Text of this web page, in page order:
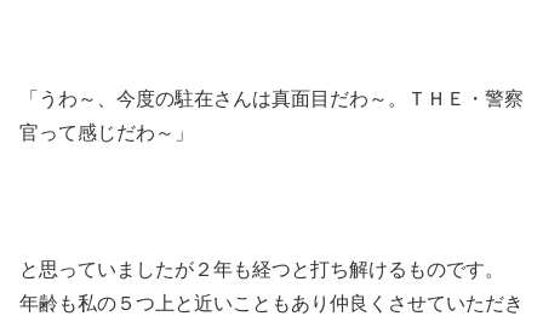
「うわ～、今度の駐在さんは真面目だわ～。ＴＨＥ・警察
官って感じだわ～」
と思っていましたが２年も経つと打ち解けるものです。
年齢も私の５つ上と近いこともあり仲良くさせていただき